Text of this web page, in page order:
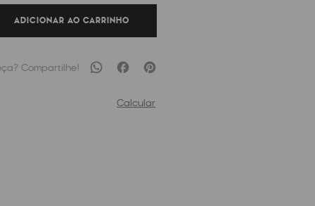
ADICIONAR AO CARRINHO
Calcular